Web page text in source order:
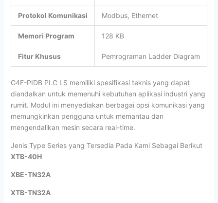
Protokol Komunikasi Modbus, Ethernet
Memori Program 128 KB
Fitur Khusus Pemrograman Ladder Diagram
G4F-PIDB PLC LS memiliki spesifikasi teknis yang dapat
diandalkan untuk memenuhi kebutuhan aplikasi industri yang
rumit. Modul ini menyediakan berbagai opsi komunikasi yang
memungkinkan pengguna untuk memantau dan
mengendalikan mesin secara real-time.
Jenis Type Series yang Tersedia Pada Kami Sebagai Berikut
XTB-40H
XBE-TN32A
XTB-TN32A